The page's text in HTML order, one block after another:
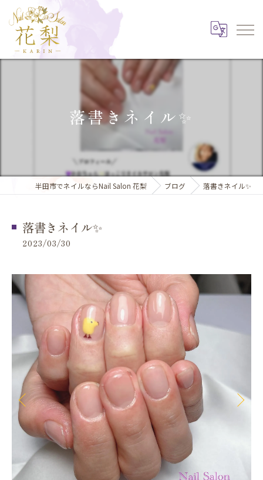
落書きネイル✨️
半田市でネイルならNail Salon 花梨 ブログ 落書きネイル✨️
落書きネイル✨️
2023/03/30